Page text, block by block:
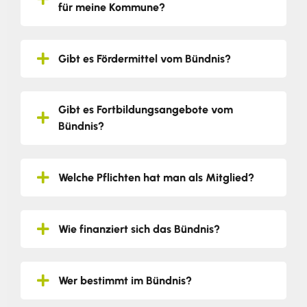
für meine Kommune?
Gibt es Fördermittel vom Bündnis?
Gibt es Fortbildungsangebote vom
Bündnis?
Welche Pflichten hat man als Mitglied?
Wie finanziert sich das Bündnis?
Wer bestimmt im Bündnis?